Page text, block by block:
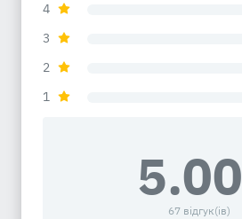
4
3
2
1
5.00
67 відгук(ів)